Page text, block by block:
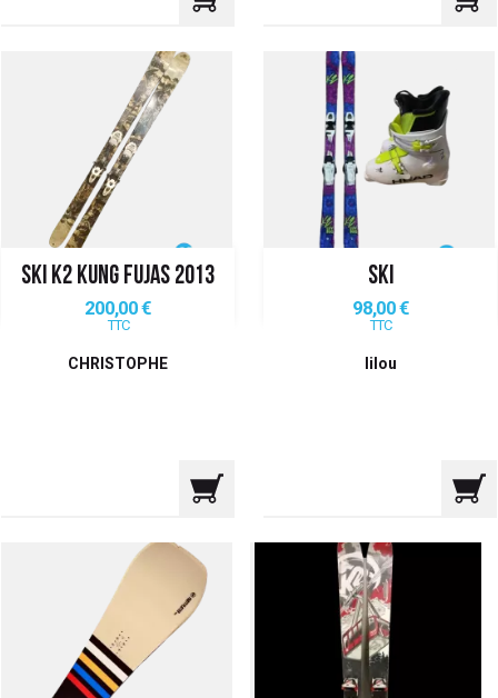
SKI K2 KUNG FUJAS 2013
Prix
200,00 €
TTC
CHRISTOPHE
SKI
Prix
98,00 €
TTC
lilou